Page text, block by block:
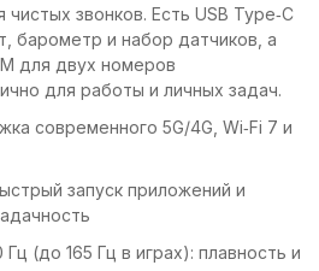
звонков. Есть USB Type‑C
барометр и набор датчиков, а
для двух номеров
для работы и личных задач.
современного 5G/4G, Wi‑Fi 7 и
запуск приложений и
(до 165 Гц в играх): плавность и